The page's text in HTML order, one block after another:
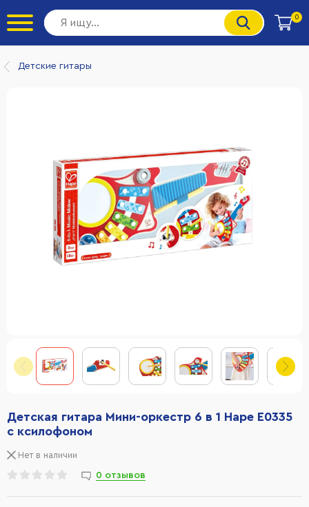
0
Детские гитары
Детская гитара Мини-оркестр 6 в 1 Hape E0335
с ксилофоном
Нет в наличии
0 отзывов